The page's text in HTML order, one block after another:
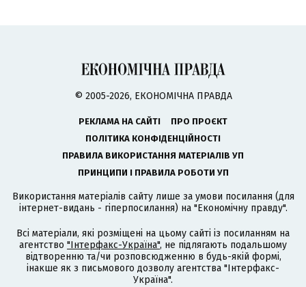
© 2005-2026, ЕКОНОМІЧНА ПРАВДА
РЕКЛАМА НА САЙТІ
ПРО ПРОЄКТ
ПОЛІТИКА КОНФІДЕНЦІЙНОСТІ
ПРАВИЛА ВИКОРИСТАННЯ МАТЕРІАЛІВ УП
ПРИНЦИПИ І ПРАВИЛА РОБОТИ УП
Використання матеріалів сайту лише за умови посилання (для
інтернет-видань - гіперпосилання) на "Економічну правду".
Всі матеріали, які розміщені на цьому сайті із посиланням на
агентство "Інтерфакс-Україна", не підлягають подальшому
відтворенню та/чи розповсюдженню в будь-якій формі,
інакше як з письмового дозволу агентства "Інтерфакс-
Україна".